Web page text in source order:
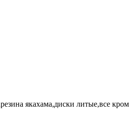
якахама,диски литые,все